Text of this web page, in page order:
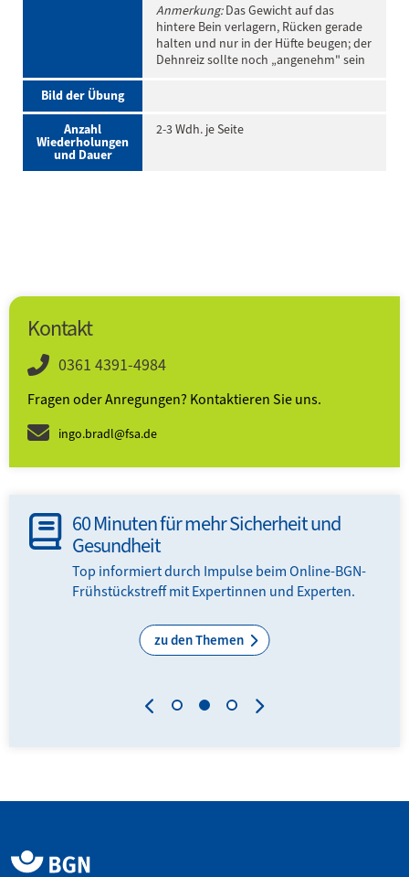
Anmerkung:Das Gewicht auf das
hintere Bein verlagern, Rücken gerade
halten und nur in der Hüfte beugen; der
Dehnreiz sollte noch „angenehm" sein
Bild der Übung
Anzahl
Wiederholungen
und Dauer
2-3 Wdh. je Seite
Kontakt
0361 4391-4984
Fragen oder Anregungen? Kontaktieren Sie uns.
ingo.bradl@fsa.de
60 Minuten für mehr Sicherheit und
Gesundheit
Top informiert durch Impulse beim Online-BGN-
Frühstückstreff mit Expertinnen und Experten.
zu den Themen